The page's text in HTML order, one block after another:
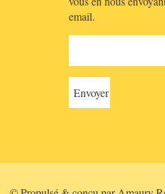
email.